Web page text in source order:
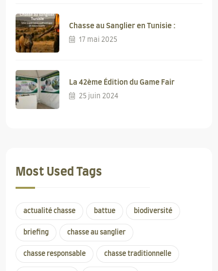
Chasse au Sanglier en Tunisie :
17 mai 2025
La 42ème Édition du Game Fair
25 juin 2024
Most Used Tags
actualité chasse battue biodiversité
briefing chasse au sanglier
chasse responsable chasse traditionnelle